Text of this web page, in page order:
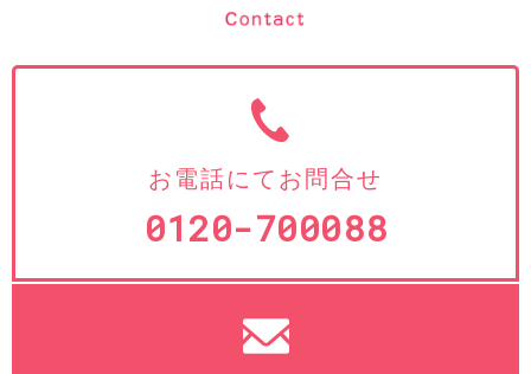
お電話にてお問合せ
0120-700088